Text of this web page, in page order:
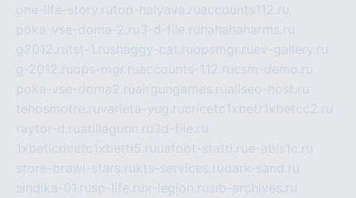
one-life-story.rutop-halyava.ruaccounts112.ru
poka-vse-doma-2.ru3-d-file.ru hahahaharms.ru
g2012.rutst-1.rushaggy-cat.ruopsmgr.ruev-gallery.ru
g-2012.ruops-mgr.ruaccounts-112.rucsm-demo.ru
poka-vse-doma2.ruairgungames.ruallseo-host.ru
tehosmotre.ruvarieta-yug.rucricetc1xbetr1xbetcc2.ru
raytor-d.ruatillagunn.ru3d-file.ru
1xbeticricetc1xbetti5.ruuafoot-statti.rue-abis1c.ru
store-brawl-stars.rukts-services.rudark-sand.ru
sindika-01.rusp-life.rux-legion.rusib-archives.ru